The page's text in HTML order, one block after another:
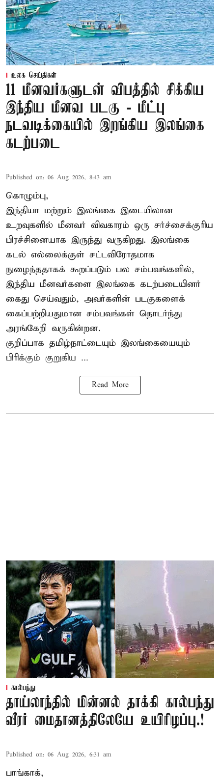
உலக செய்திகள்
11 மீனவர்களுடன் விபத்தில் சிக்கிய
இந்திய மீனவ படகு - மீட்பு
நடவடிக்கையில் இறங்கிய இலங்கை
கடற்படை
Published on: 06 Aug 2026, 8:43 am
கொழும்பு,
இந்தியா மற்றும் இலங்கை இடையிலான
உறவுகளில் மீனவர் விவகாரம் ஒரு சர்ச்சைக்குரிய
பிரச்சினையாக இருந்து வருகிறது. இலங்கை
கடல் எல்லைக்குள் சட்டவிரோதமாக
நுழைந்ததாகக் கூறப்படும் பல சம்பவங்களில்,
இந்திய மீனவர்களை இலங்கை கடற்படையினர்
கைது செய்வதும், அவர்களின் படகுகளைக்
கைப்பற்றியதுமான சம்பவங்கள் தொடர்ந்து
அரங்கேறி வருகின்றன.
குறிப்பாக தமிழ்நாட்டையும் இலங்கையையும்
பிரிக்கும் குறுகிய ...
Read More
கால்பந்து
தாய்லாந்தில் மின்னல் தாக்கி கால்பந்து
வீரர் மைதானத்திலேயே உயிரிழப்பு.!
Published on: 06 Aug 2026, 6:31 am
பாங்காக்,